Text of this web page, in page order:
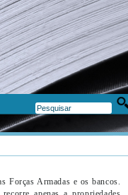
Forças Armadas e os bancos.